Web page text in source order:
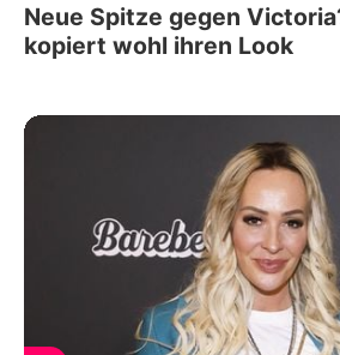
Neue Spitze gegen
kopiert wohl ihren Look